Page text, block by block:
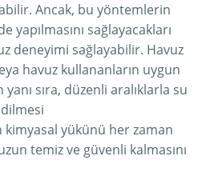
Ancak, bu yöntemlerin
yapılmasını sağlayacakları
deneyimi sağlayabilir. Havuz
havuz kullananların uygun
sıra, düzenli aralıklarla su
yükünü her zaman
temiz ve güvenli kalmasını